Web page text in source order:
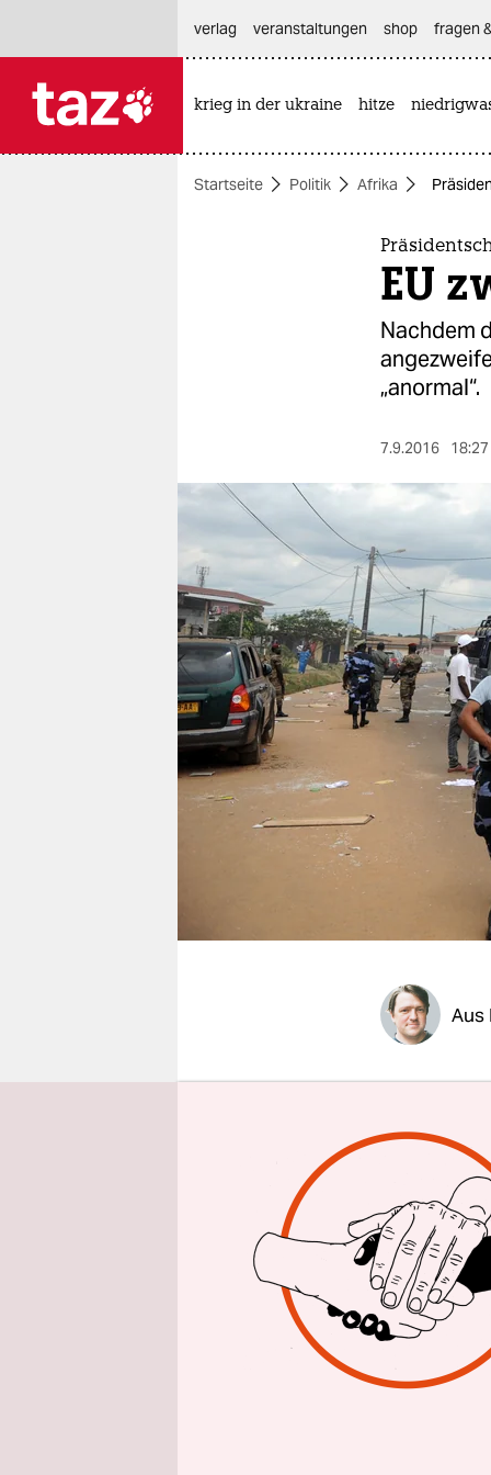
themen
berlin
nord
wahrheit
verlag
verlag
veranstaltungen
shop
fragen & hilfe
unterstützen
genossenschaft
verlag
veranstaltungen shop fragen
krieg in der ukraine hitze
Startseite Politik Afrika
EU
Nachdem
„anormal“.
7.9.2016
Aus
Omar
Wahl
den
Die EU-
Forderung
erklärte.
der